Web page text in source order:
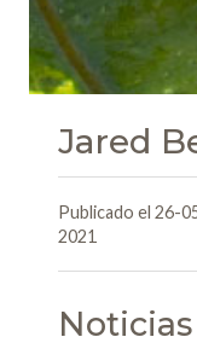
Jared
Publicado el 26-
2021